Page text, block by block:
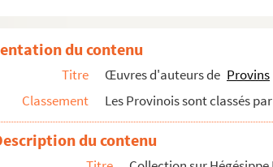
à la distribution des prix du collège de Provins
du roi à Provins, copie
du roi à Provins
du contenu
Titre Œuvres d'auteurs de Provins
Classement
Les Provinois sont classés
du contenu